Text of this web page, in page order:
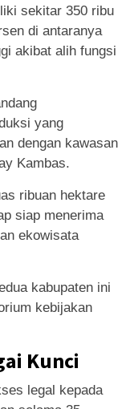
sekitar 350 ribu
di antaranya
akibat alih fungsi
yang
dengan kawasan
Kambas.
ribuan hektare
siap menerima
ekowisata
kabupaten ini
kebijakan
Kunci
legal kepada